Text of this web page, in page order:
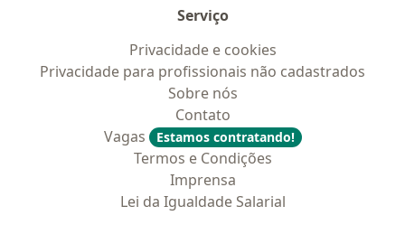
Serviço
Privacidade e cookies
Privacidade para profissionais não cadastrados
Sobre nós
Contato
Vagas
Estamos contratando!
Termos e Condições
Imprensa
Lei da Igualdade Salarial